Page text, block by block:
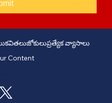
కవితలుజోకులుప్రత్యేక వ్యాసాలు
Content